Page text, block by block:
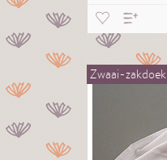
Zwaai-zakdoek